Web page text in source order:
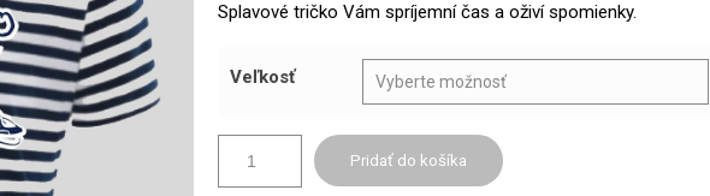
Splavové tričko Vám spríjemní čas a oživí spomienky.
Veľkosť
Pridať do košíka